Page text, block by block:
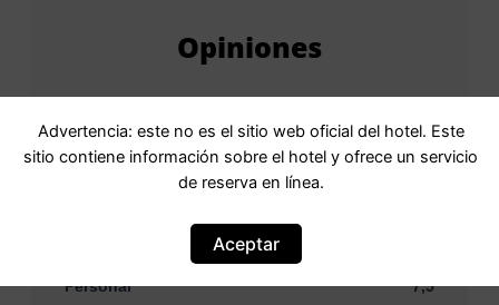
Opiniones
Puntuación9,0 Fantástico · 2
Personal 7,5
Advertencia: este no es el sitio web oficial del hotel. Este
sitio contiene información sobre el hotel y ofrece un servicio
de reserva en línea.
Aceptar